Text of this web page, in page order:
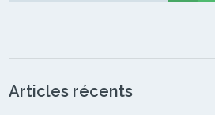
Articles récents